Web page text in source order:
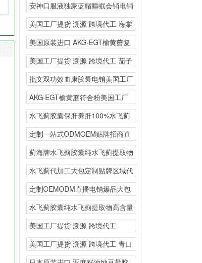
安神口服液独家蓝帽睡眠会销电销
私域
美国工厂提货 溯源 跨境代工 海棠
叶竹叶黄酮
美国原装进口 AKG·EGT榆黄蘑复
合粉海外源头工
美国工厂提货 溯源 跨境代工 茄子
粉胶原蛋白
批文双功效血康胶囊电销美国工厂
提货 溯源 跨境
AKG·EGT榆黄蘑符合粉美国工厂
提货 溯源
水飞蓟胶囊保肝养肝100%水飞蓟
提取物代加工大包贴
定制一站式ODMOEM贴牌招商直
销直播热销区域保护
蓟海牌水飞蓟胶囊纯水飞蓟提取物
高含量会销私域爆品
水飞蓟代加工大包定制贴牌区域代
理
定制OEMODM直播电销爆品大包
一般贸易美国原装进
水飞蓟胶囊纯水飞蓟提取物高含量
多规格OEM贴牌OD
美国工厂提货 溯源 跨境代工
AKG·EG
美国工厂提货 溯源 跨境代工 青口
素透骨草